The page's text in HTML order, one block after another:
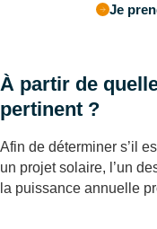
Je
À partir de
pertinent ?
Afin de déterminer s’il
un projet solaire, l’un
la puissance annuelle